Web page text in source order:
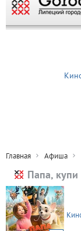
Главная Афиша
Папа, купи